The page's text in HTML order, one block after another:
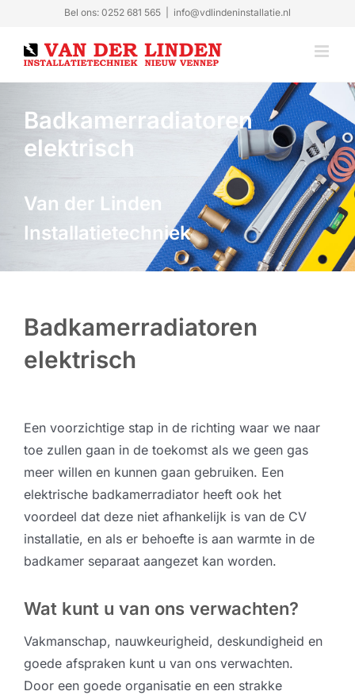
inhoud
Bel ons: 0252 681 565 info@vdlindeninstallatie.nl
Badkamerradiatoren
elektrisch
Van der Linden
Installatietechniek
Badkamerradiatoren
elektrisch
Een voorzichtige stap in de richting waar we naar
toe zullen gaan in de toekomst als we geen gas
meer willen en kunnen gaan gebruiken. Een
elektrische badkamerradiator heeft ook het
voordeel dat deze niet afhankelijk is van de CV
installatie, en als er behoefte is aan warmte in de
badkamer separaat aangezet kan worden.
Wat kunt u van ons verwachten?
Vakmanschap, nauwkeurigheid, deskundigheid en
goede afspraken kunt u van ons verwachten.
Door een goede organisatie en een strakke